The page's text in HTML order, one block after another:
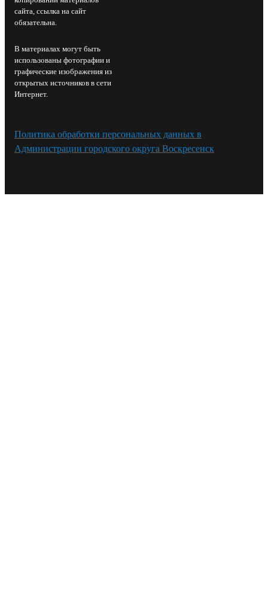
сайта, ссылка на сайт
обязательна.
В материалах могут быть
использованы фотографии и
графические изображения из
открытых источников в сети
Интернет.
Политика обработки персональных данных в
Администрации городского округа Воскресенск